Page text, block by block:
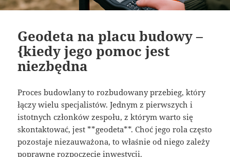
Geodeta na placu budowy –
{kiedy jego pomoc jest
niezbędna
Proces budowlany to rozbudowany przebieg, który
łączy wielu specjalistów. Jednym z pierwszych i
istotnych członków zespołu, z którym warto się
skontaktować, jest **geodeta**. Choć jego rola często
pozostaje niezauważona, to właśnie od niego zależy
poprawne rozpoczęcie inwestycji.